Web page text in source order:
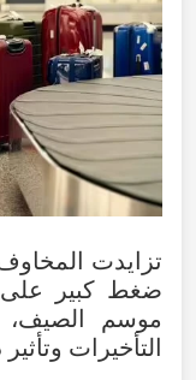
تزايدت
ضغط كبير على
موسم
الصيف،
التأخيرات وتأثير